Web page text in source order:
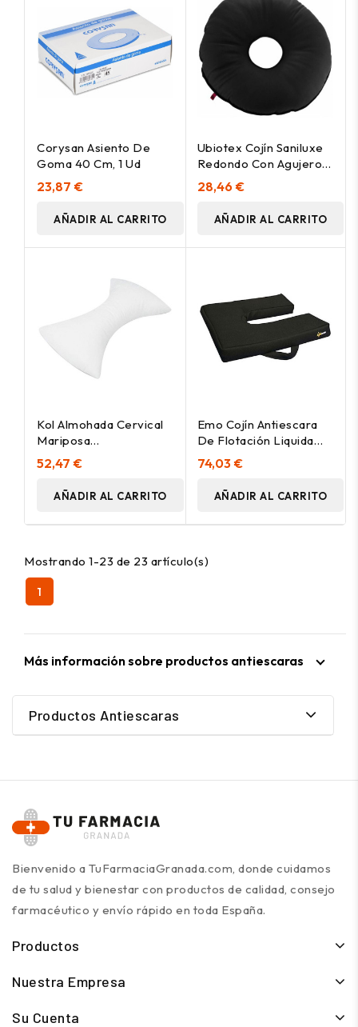
Corysan Asiento De
Goma 40 Cm, 1 Ud
23,87 €
AÑADIR AL CARRITO
Ubiotex Cojín Saniluxe
Redondo Con Agujero, 1
Unidad
28,46 €
AÑADIR AL CARRITO
Kol Almohada Cervical
Mariposa
45X60X23Cm
52,47 €
AÑADIR AL CARRITO
Emo Cojín Antiescara
De Flotación Liquida
Herradura Cf240
74,03 €
AÑADIR AL CARRITO
Mostrando 1-23 de 23 artículo(s)
1
Más información sobre productos antiescaras
Productos Antiescaras
Bienvenido a TuFarmaciaGranada.com, donde cuidamos
de tu salud y bienestar con productos de calidad, consejo
farmacéutico y envío rápido en toda España.
Productos
Nuestra Empresa
Su Cuenta